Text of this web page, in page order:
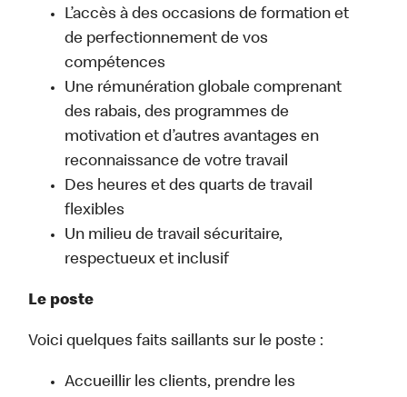
L’accès à des occasions de formation et
de perfectionnement de vos
compétences
Une rémunération globale comprenant
des rabais, des programmes de
motivation et d’autres avantages en
reconnaissance de votre travail
Des heures et des quarts de travail
flexibles
Un milieu de travail sécuritaire,
respectueux et inclusif
Le poste
Voici quelques faits saillants sur le poste :
Accueillir les clients, prendre les